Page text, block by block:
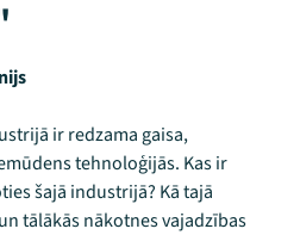
ir redzama gaisa,
tehnoloģijās. Kas ir
šajā industrijā? Kā tajā
tālākās nākotnes vajadzības